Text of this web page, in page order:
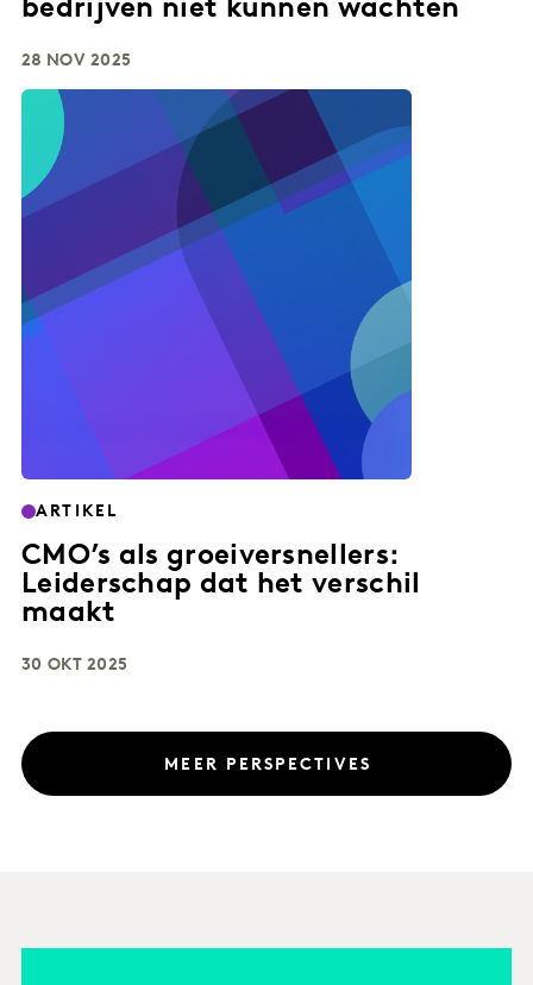
bedrijven niet kunnen wachten
28 NOV 2025
ARTIKEL
CMO’s als groeiversnellers:
Leiderschap dat het verschil
maakt
30 OKT 2025
MEER PERSPECTIVES